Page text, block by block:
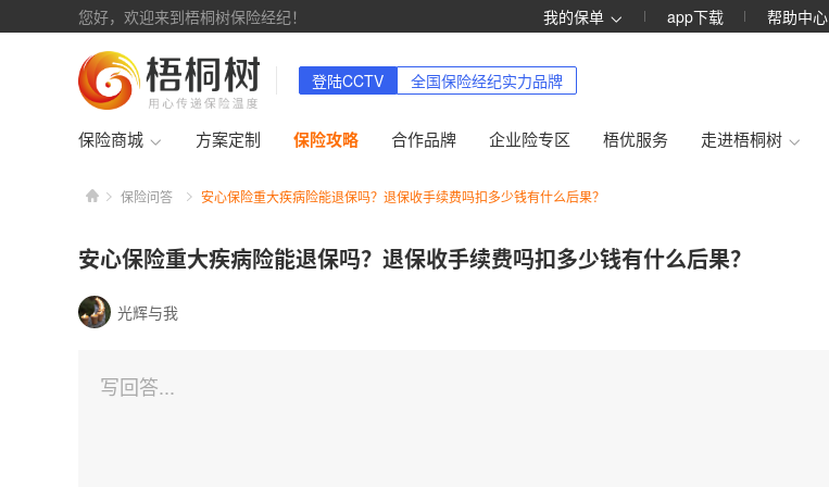
您好，欢迎来到梧桐树保险经纪！ 帮助中心
app下载
我的保单
登陆CCTV 全国保险经纪实力品牌
保险商城 方案定制 保险攻略 合作品牌 企业险专区 梧优服务 走进梧桐树
保险问答 安心保险重大疾病险能退保吗？退保收手续费吗扣多少钱有什么后果？
安心保险重大疾病险能退保吗？退保收手续费吗扣多少钱有什么后果？
光辉与我
写回答...